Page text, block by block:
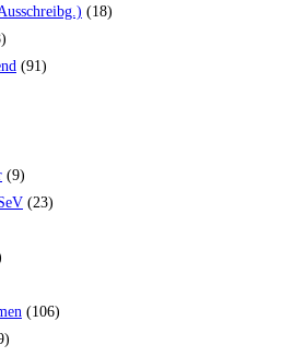
(18)
(91)
(9)
(23)
(106)